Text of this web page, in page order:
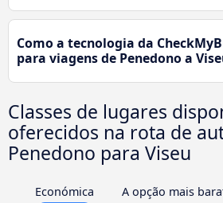
Como a tecnologia da
para viagens de Penedono a
Classes de lugares
oferecidos na rota de
Penedono para Viseu
Económica
A opção mais